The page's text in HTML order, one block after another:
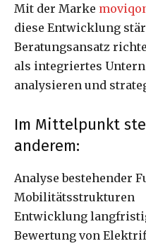
Mit der Marke
diese Entwicklung
Beratungsansatz
als integriertes
analysieren und
Im Mittelpunkt
anderem:
Analyse bestehender
Mobilitätsstrukturen
Entwicklung
Bewertung von